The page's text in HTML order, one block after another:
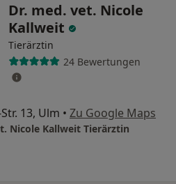
Dr. med. vet. Nicole
Kallweit
Tierärztin
24 Bewertungen
13, Ulm • Zu Google Maps
Nicole Kallweit Tierärztin